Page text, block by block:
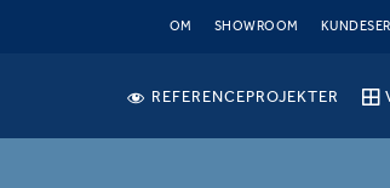
OM SHOWROOM
REFERENCEPROJEKTER